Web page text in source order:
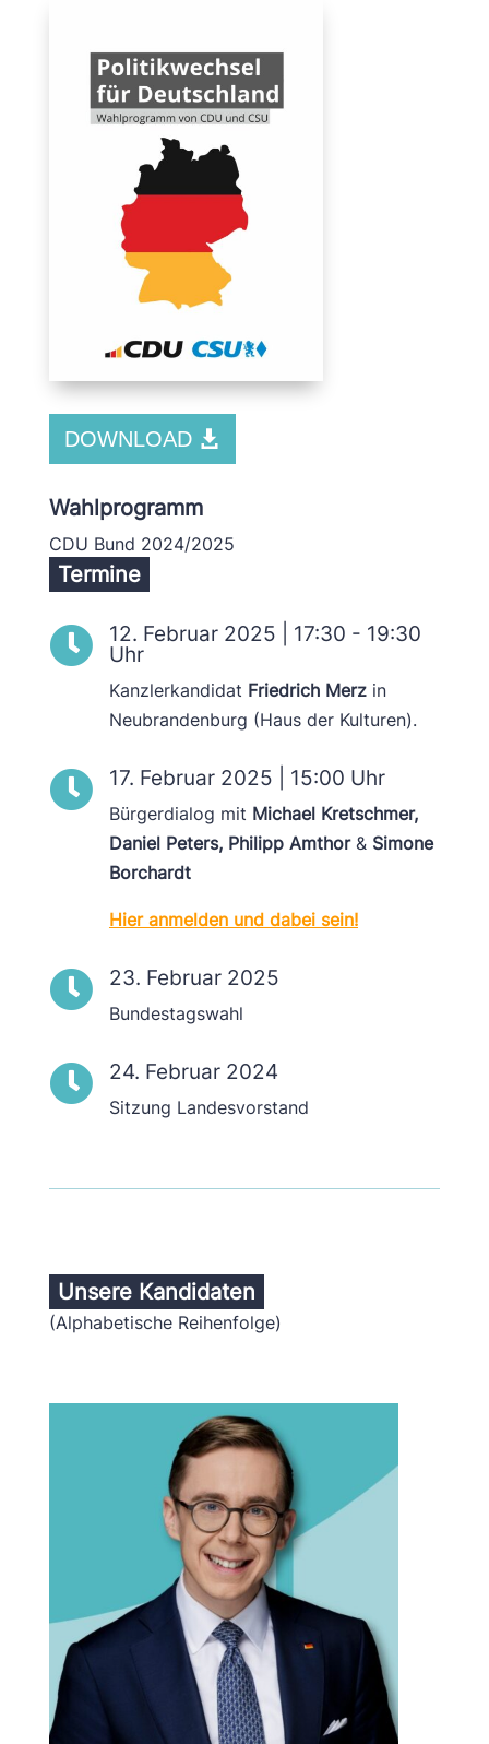
DOWNLOAD
Wahlprogramm
CDU Bund 2024/2025
Termine

12. Februar 2025 | 17:30 - 19:30
Uhr
Kanzlerkandidat Friedrich Merzin
Neubrandenburg (Haus der Kulturen).
 17. Februar 2025 | 15:00 Uhr
Bürgerdialog mit Michael Kretschmer,
Daniel Peters, Philipp Amthor& Simone
Borchardt
Hier anmelden und dabei sein!
 23. Februar 2025
Bundestagswahl
 24. Februar 2024
Sitzung Landesvorstand
Unsere Kandidaten
(Alphabetische Reihenfolge)